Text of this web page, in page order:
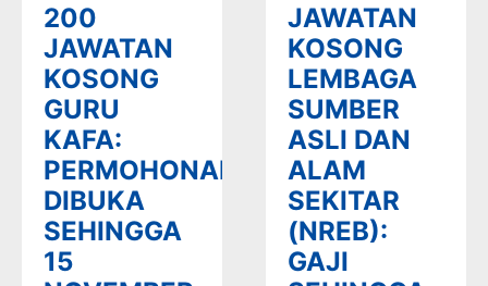
200
JAWATAN
KOSONG
GURU
KAFA:
PERMOHONAN
DIBUKA
SEHINGGA
15
JAWATAN
KOSONG
LEMBAGA
SUMBER
ASLI DAN
ALAM
SEKITAR
(NREB):
GAJI